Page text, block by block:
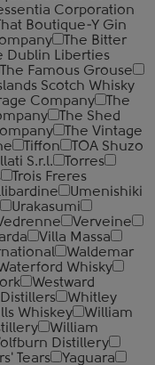
Corporation
That Boutique-Y Gin
The Bitter
Dublin Liberties
The Famous Grouse
Scotch Whisky
Company
The
The Shed
The Vintage
Tiffon
TOA Shuzo
S.r.l.
Torres
Trois Freres
Umenishiki
Urakasumi
Verveine
Villa Massa
Waldemar
Whisky
Westward
Whitley
Whiskey
William
William
Distillery
Tears
Yaguara